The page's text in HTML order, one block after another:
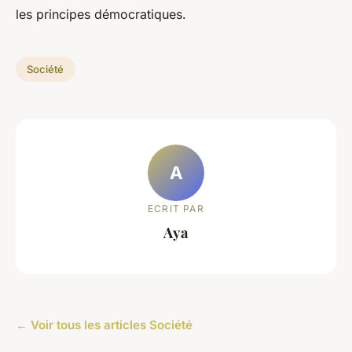
les principes démocratiques.
Société
A
ECRIT PAR
Aya
← Voir tous les articles Société